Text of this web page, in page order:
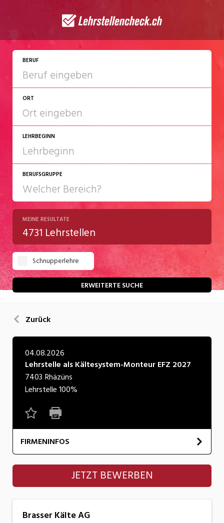
BERUF
ORT
LEHRBEGINN
2027
2028
BERUFSGRUPPE
Chemie/Pharma
Gastgewerbe
Gesundheit/Pflege/Soziales
Handwerk/Technik
Kultur
Natur
Verkehr/Logistik
Wirtschaft/Verwaltung
MEINE RESULTATE
4731 Lehrstellen
Schnupperlehre
ERWEITERTE SUCHE
Zurück
04.08.2026
Lehrstelle als Kältesystem-Monteur EFZ 2027
7403 Rhäzüns
Lehrstelle100%
FIRMENINFOS
Brasser Kälte AG
JETZT BEWERBEN
Brasser Kälte AG